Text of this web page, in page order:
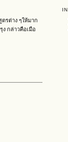
รต่าง ๆให้มาก
กล่าวคือเมือ